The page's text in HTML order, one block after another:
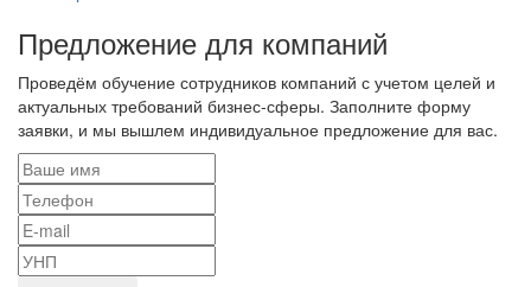
Предложение для компаний
Проведём обучение сотрудников компаний с учетом целей и
актуальных требований бизнес-сферы. Заполните форму
заявки, и мы вышлем индивидуальное предложение для вас.